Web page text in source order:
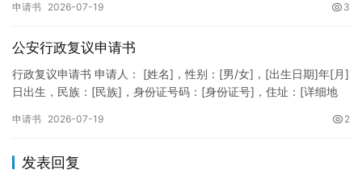
申请书 2026-07-19 3
公安行政复议申请书
行政复议申请书 申请人： [姓名]，性别：[男/女]，[出生日期]年[月]
日出生，民族：[民族]，身份证号码：[身份证号]，住址：[详细地
申请书 2026-07-19 2
发表回复